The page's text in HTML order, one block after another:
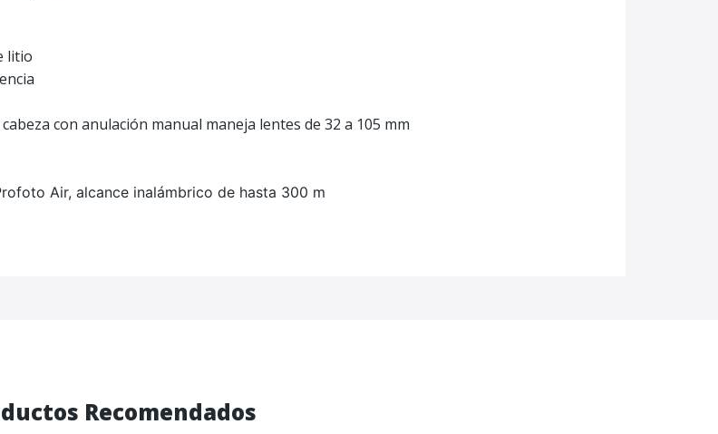
litio
con anulación manual maneja lentes de 32 a 105 mm
Air, alcance inalámbrico de hasta 300 m
Recomendados